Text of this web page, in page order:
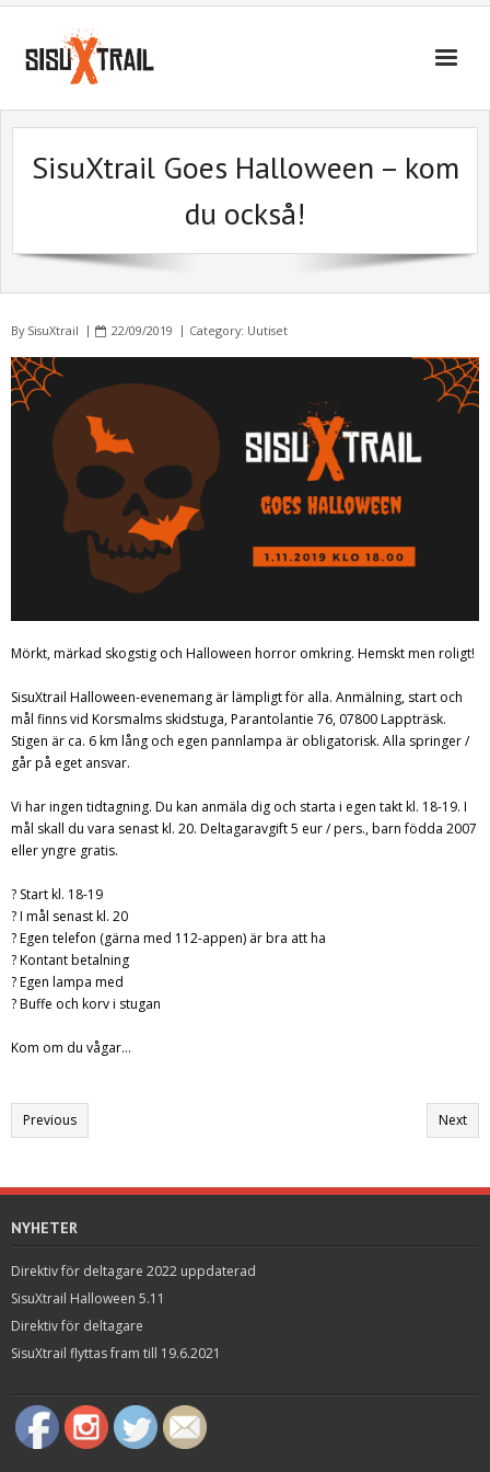
SisuXtrail
Information
Bilder
SisuXtrail Goes Halloween – kom
du också!
By SisuXtrail 22/09/2019 Category: Uutiset
Mörkt, märkad skogstig och Halloween horror omkring. Hemskt men roligt!
SisuXtrail Halloween-evenemang är lämpligt för alla. Anmälning, start och
mål finns vid Korsmalms skidstuga, Parantolantie 76, 07800 Lappträsk.
Stigen är ca. 6 km lång och egen pannlampa är obligatorisk. Alla springer /
går på eget ansvar.
Vi har ingen tidtagning. Du kan anmäla dig och starta i egen takt kl. 18-19. I
mål skall du vara senast kl. 20. Deltagaravgift 5 eur / pers., barn födda 2007
eller yngre gratis.
? Start kl. 18-19
? I mål senast kl. 20
? Egen telefon (gärna med 112-appen) är bra att ha
? Kontant betalning
? Egen lampa med
? Buffe och korv i stugan
Kom om du vågar…
Previous Next
NYHETER
Direktiv för deltagare 2022 uppdaterad
SisuXtrail Halloween 5.11
Direktiv för deltagare
SisuXtrail flyttas fram till 19.6.2021